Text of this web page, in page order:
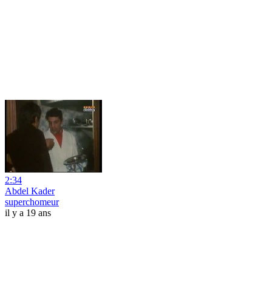
2:34
Abdel Kader
superchomeur
il y a 19 ans